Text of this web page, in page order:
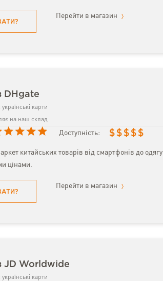
Перейти в магазин
DHgate
карти
на наш склад
Доступність: $ $ $ $ $
китайських товарів від смартфонів до одягу
цінами.
Перейти в магазин
JD Worldwide
карти